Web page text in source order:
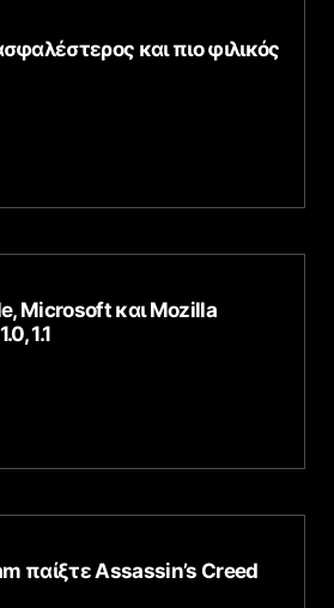
και πιο φιλικός
Microsoft και Mozilla
1.1
παίξτε Assassin’s Creed